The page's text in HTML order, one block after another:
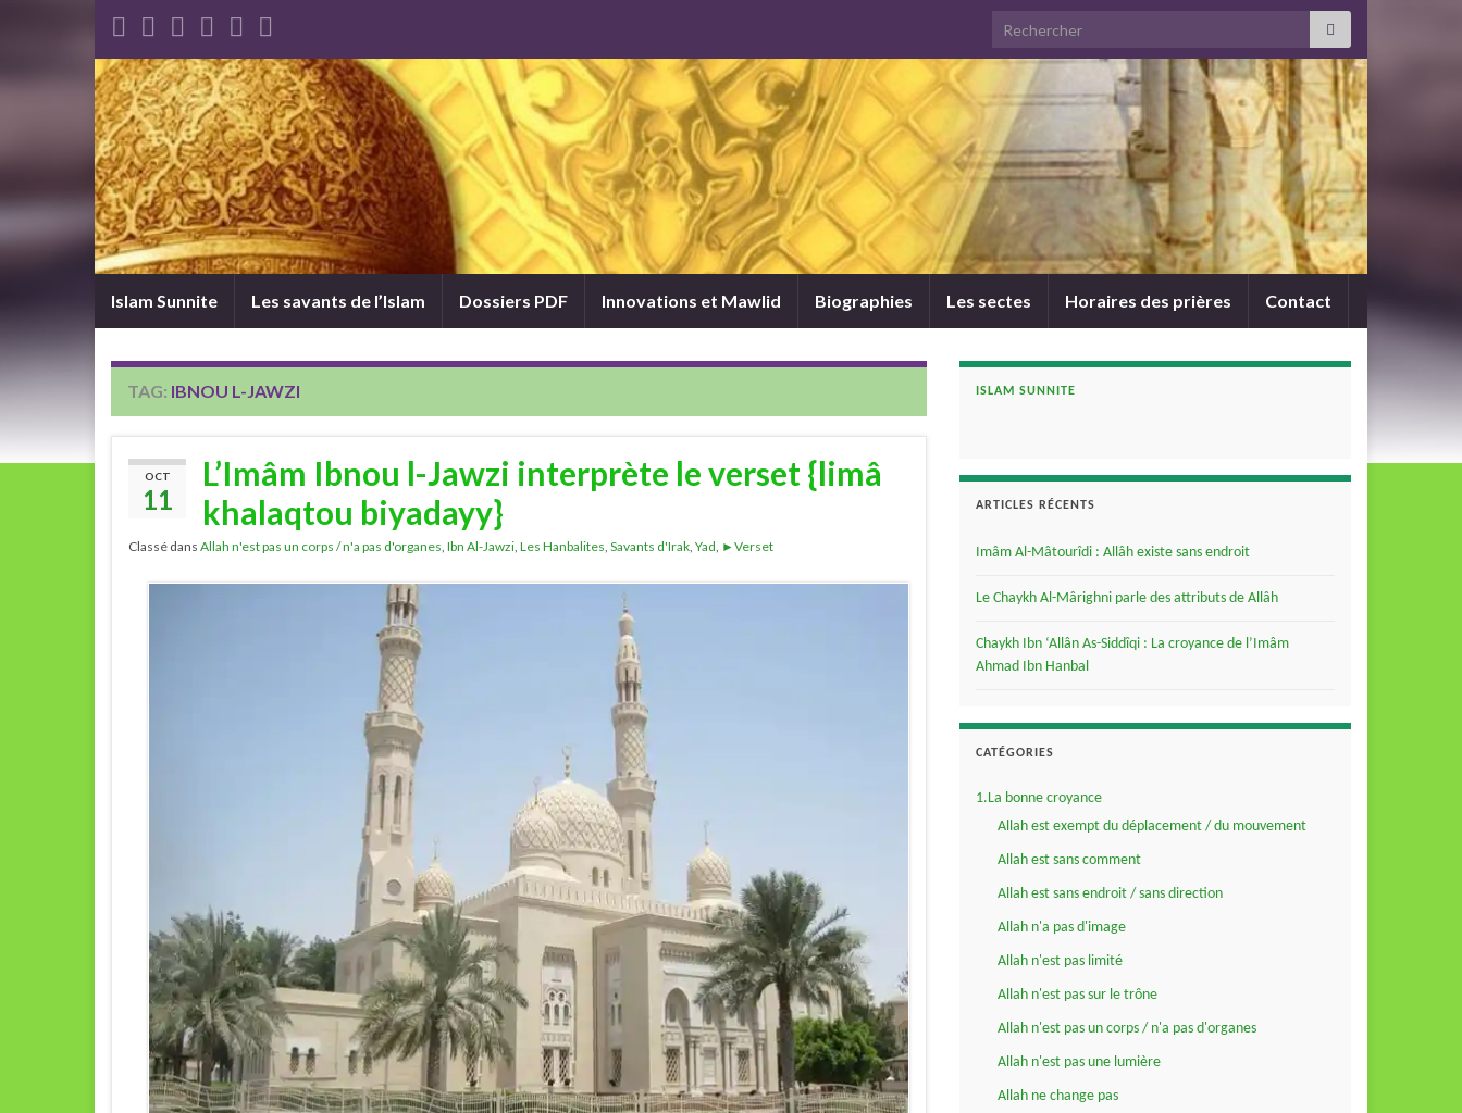
Search for:
Islam Sunnite Les savants de l’Islam Dossiers PDF Innovations et Mawlid Biographies Les sectes Horaires des prières Contact
TAG: IBNOU L-JAWZI
OCT
11
L’Imâm Ibnou l-Jawzi interprète le verset {limâ
khalaqtou biyadayy}
Classé dans Allah n'est pas un corps / n'a pas d'organes, Ibn Al-Jawzi, Les Hanbalites, Savants d'Irak, Yad, ►Verset
ISLAM SUNNITE
ARTICLES RÉCENTS
Imâm Al-Mâtourîdi : Allâh existe sans endroit
Le Chaykh Al-Mârighni parle des attributs de Allâh
Chaykh Ibn ‘Allân As-Siddîqi : La croyance de l’Imâm
Ahmad Ibn Hanbal
CATÉGORIES
1.La bonne croyance
Allah est exempt du déplacement / du mouvement
Allah est sans comment
Allah est sans endroit / sans direction
Allah n'a pas d'image
Allah n'est pas limité
Allah n'est pas sur le trône
Allah n'est pas un corps / n'a pas d'organes
Allah n'est pas une lumière
Allah ne change pas